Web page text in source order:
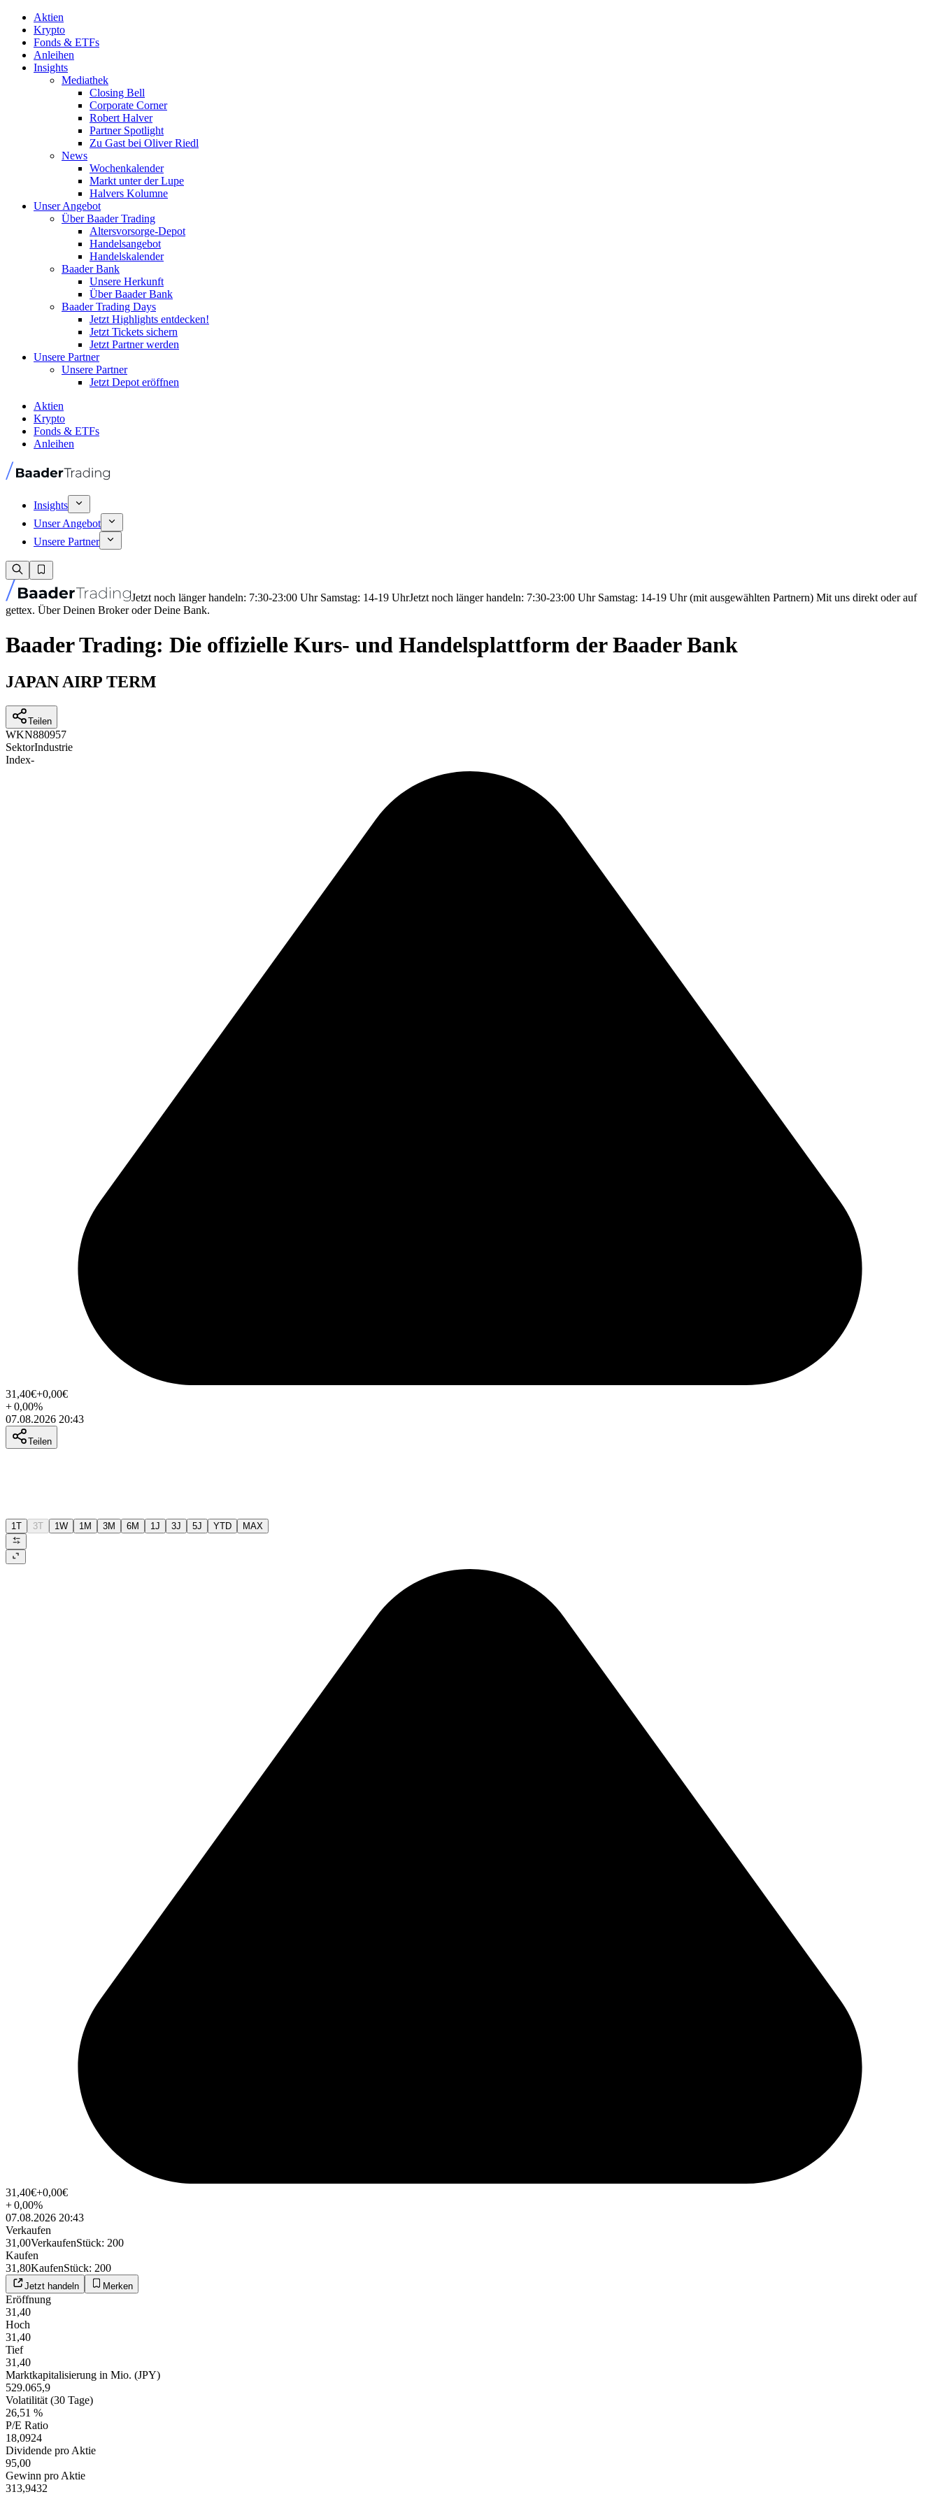
Aktien
Krypto
Fonds & ETFs
Anleihen
Insights
Mediathek
Closing Bell
Corporate Corner
Robert Halver
Partner Spotlight
Zu Gast bei Oliver Riedl
News
Wochenkalender
Markt unter der Lupe
Halvers Kolumne
Unser Angebot
Über Baader Trading
Altersvorsorge-Depot
Handelsangebot
Handelskalender
Baader Bank
Unsere Herkunft
Über Baader Bank
Baader Trading Days
Jetzt Highlights entdecken!
Jetzt Tickets sichern
Jetzt Partner werden
Unsere Partner
Unsere Partner
Jetzt Depot eröffnen
Aktien
Krypto
Fonds & ETFs
Anleihen
Insights
Unser Angebot
Unsere Partner
Jetzt noch länger handeln: 7:30-23:00 Uhr Samstag: 14-19 UhrJetzt noch länger handeln: 7:30-23:00 Uhr Samstag: 14-19 Uhr (mit ausgewählten Partnern) Mit uns direkt oder auf
gettex. Über Deinen Broker oder Deine Bank.
Baader Trading: Die offizielle Kurs- und Handelsplattform der Baader Bank
JAPAN AIRP TERM
Teilen
WKN880957
SektorIndustrie
Index-
31,40€+0,00€
+0,00%
07.08.2026 20:43
Teilen
1T 3T 1W 1M 3M 6M 1J 3J 5J YTD MAX
31,40€+0,00€
+0,00%
07.08.2026 20:43
Verkaufen
31,00VerkaufenStück: 200
Kaufen
31,80KaufenStück: 200
Jetzt handeln Merken
Eröffnung
31,40
Hoch
31,40
Tief
31,40
Marktkapitalisierung in Mio. (JPY)
529.065,9
Volatilität (30 Tage)
26,51 %
P/E Ratio
18,0924
Dividende pro Aktie
95,00
Gewinn pro Aktie
313,9432